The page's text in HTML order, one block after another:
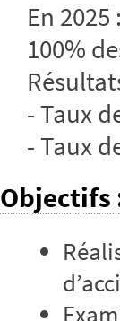
En
100%
- Taux
- Taux
Objectifs